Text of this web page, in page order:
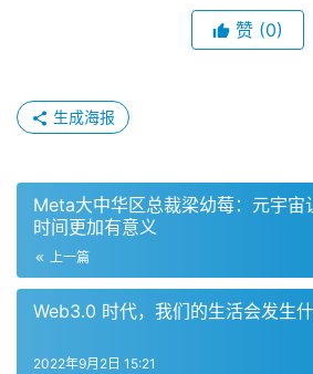
赞 (0)
生成海报
Meta大中华区总裁梁幼莓：元宇宙
时间更加有意义
上一篇
Web3.0 时代，我们的生活会发生什
2022年9月2日 15:21